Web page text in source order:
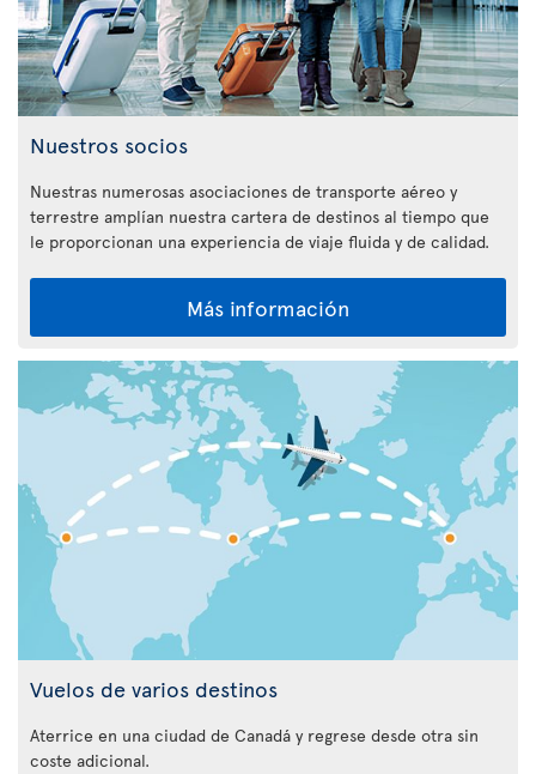
Nuestros socios
Nuestras numerosas asociaciones de transporte aéreo y
terrestre amplían nuestra cartera de destinos al tiempo que
le proporcionan una experiencia de viaje fluida y de calidad.
Más información
Vuelos de varios destinos
Aterrice en una ciudad de Canadá y regrese desde otra sin
coste adicional.